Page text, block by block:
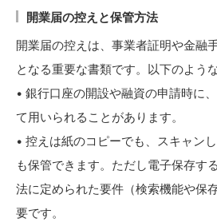
開業届の控えと保管方法
開業届の控えは、事業者証明や金融
となる重要な書類です。以下のよう
• 銀行口座の開設や融資の申請時に
て用いられることがあります。
• 控えは紙のコピーでも、スキャン
も保管できます。ただし電子保存す
法に定められた要件（検索機能や保
要です。